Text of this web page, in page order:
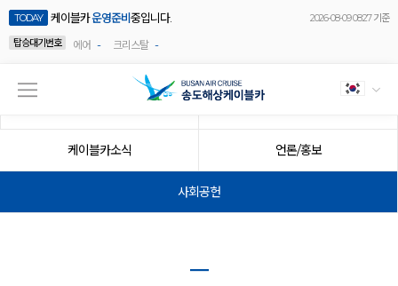
TODAY 케이블카운영준비 중입니다.
2026-08-09 08:27 기준
탑승대기번호
에어 - 크리스탈 -
케이블카소식 언론/홍보
사회공헌